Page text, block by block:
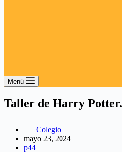
Menú
Taller de Harry Potter.
Colegio
mayo 23, 2024
p44